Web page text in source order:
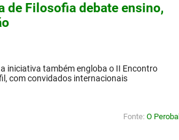
de Filosofia debate ensino,
iniciativa também engloba o II Encontro
com convidados internacionais
Fonte: O Perobal